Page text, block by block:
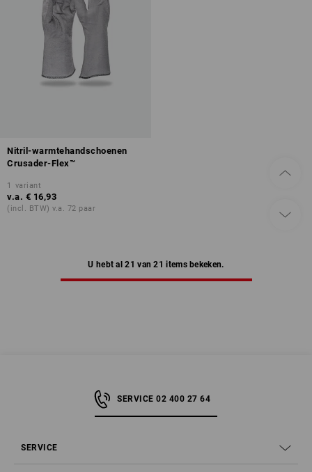
Nitril-warmtehandschoenen
Crusader-Flex™
1 variant
v.a. € 16,93
(incl. BTW) v.a. 72 paar
U hebt al 21 van 21 items bekeken.
SERVICE 02 400 27 64
SERVICE